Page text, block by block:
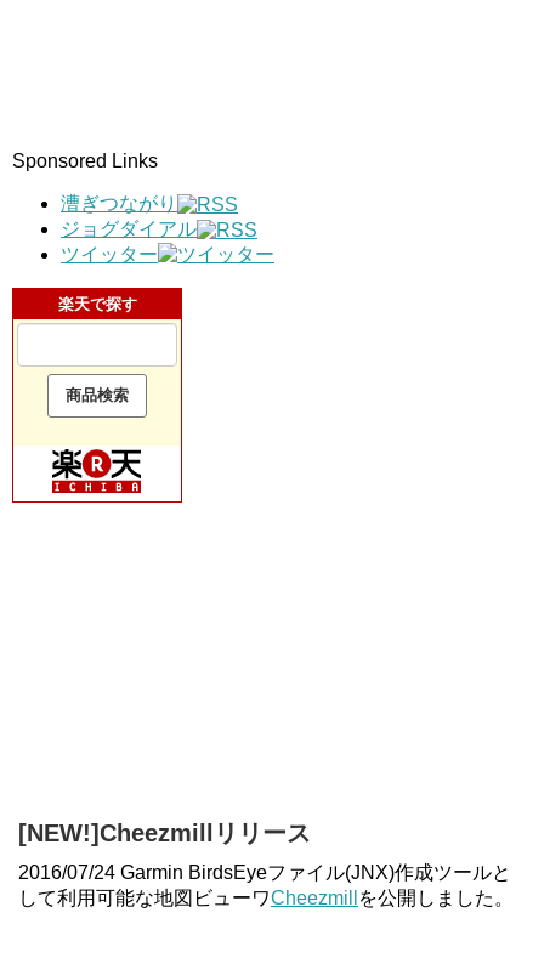
Sponsored Links
漕ぎつながり
ジョグダイアル
ツイッター
楽天で探す
[NEW!]Cheezmillリリース
2016/07/24 Garmin BirdsEyeファイル(JNX)作成ツールと
して利用可能な地図ビューワCheezmill を公開しました。